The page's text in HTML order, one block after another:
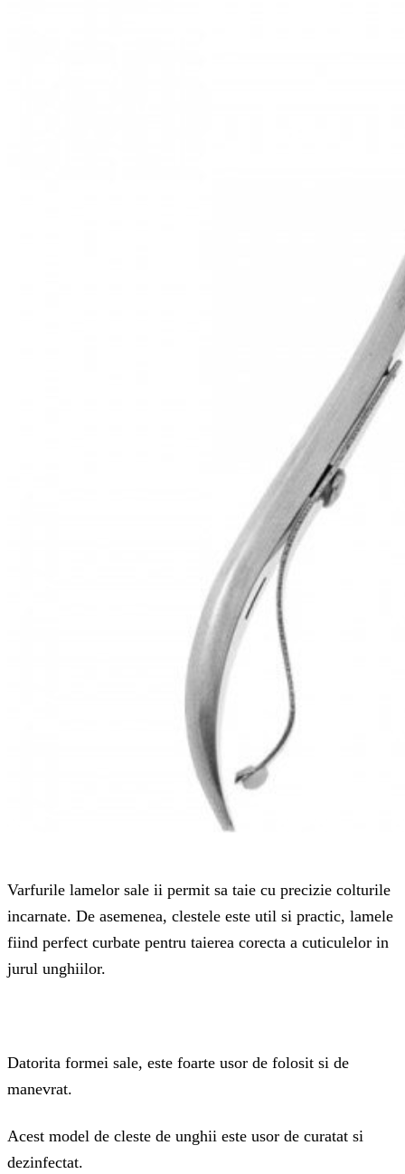
Varfurile lamelor sale ii permit sa taie cu precizie colturile
incarnate. De asemenea, clestele este util si practic, lamele
fiind perfect curbate pentru taierea corecta a cuticulelor in
jurul unghiilor.
Datorita formei sale, este foarte usor de folosit si de
manevrat.
Acest model de cleste de unghii este usor de curatat si
dezinfectat.